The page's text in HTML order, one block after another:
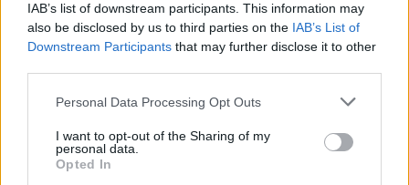
IAB’s list of downstream participants. This information may
also be disclosed by us to third parties on the IAB’s List of
Downstream Participants that may further disclose it to other
Please note that this website/app uses one or more Google
not limited to your visit or usage behaviour. You may click to
grant or deny consent to Google and its third-party tags to
use your data for below specified purposes in below Google
Personal Data Processing Opt Outs
I want to opt-out of the Sharing of my
personal data.
Opted In
Kövess minket, és értesülj a friss hírekről a
Követem